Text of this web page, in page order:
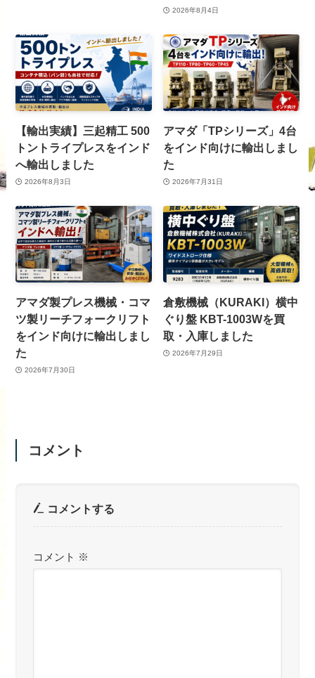
2026年8月4日
【輸出実績】三起精工 500
トントライプレスをインド
へ輸出しました
2026年8月3日
アマダ「TPシリーズ」4台
をインド向けに輸出しまし
た
2026年7月31日
アマダ製プレス機械・コマ
ツ製リーチフォークリフト
をインド向けに輸出しまし
た
2026年7月30日
倉敷機械（KURAKI）横中
ぐり盤 KBT-1003Wを買
取・入庫しました
2026年7月29日
コメント
コメントする
コメント ※